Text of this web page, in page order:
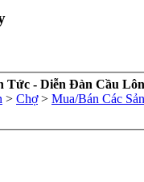
Tức - Diễn Đàn Cầu
> Chợ > Mua/Bán Các